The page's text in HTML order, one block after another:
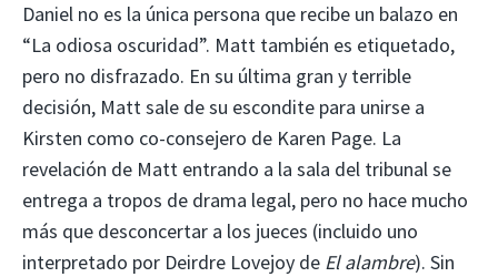
Daniel no es la única persona que recibe un balazo en
“La odiosa oscuridad”. Matt también es etiquetado,
pero no disfrazado. En su última gran y terrible
decisión, Matt sale de su escondite para unirse a
Kirsten como co-consejero de Karen Page. La
revelación de Matt entrando a la sala del tribunal se
entrega a tropos de drama legal, pero no hace mucho
más que desconcertar a los jueces (incluido uno
interpretado por Deirdre Lovejoy de El alambre). Sin